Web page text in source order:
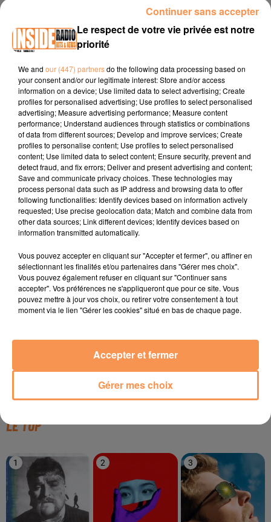
INTERVIEW DE SYLVIE INACIO, DU CENTRE DE FORMATION AFTRAL
à Lons, pour le recrutement de GIEQ Transport, dans les
studios de Radio Inside !!!
Facebook :https://www.facebook.com/aftral.pautarbes.5
Adresse :Avenue Antoine Laurent Lavoisier - 64140 Lons
Site :www.aftral.com
Tél : 06 71 90 01 01
TITRES DIFFUSÉS
0h48
0h48 0h45
0h45
Limoncello
0h42
0h42
LE TOP
1 2 3
Le respect de votre vie privée est notre
priorité
We and our (447) partnersdo the following data processing based on
your consent and/or our legitimate interest: Store and/or access
information on a device; Use limited data to select advertising; Create
profiles for personalised advertising; Use profiles to select personalised
advertising; Measure advertising performance; Measure content
performance; Understand audiences through statistics or combinations
of data from different sources; Develop and improve services; Create
profiles to personalise content; Use profiles to select personalised
content; Use limited data to select content; Ensure security, prevent and
detect fraud, and fix errors; Deliver and present advertising and content;
Save and communicate privacy choices. These technologies may
process personal data such as IP address and browsing data to offer
following functionalities: Identify devices based on information actively
requested; Use precise geolocation data; Match and combine data from
other data sources; Link different devices; Identify devices based on
information transmitted automatically.
Vous pouvez accepter en cliquant sur "Accepter et fermer", ou affiner en
sélectionnant les finalités et/ou partenaires dans "Gérer mes choix".
Vous pouvez également refuser en cliquant sur "Continuer sans
accepter". Vos préférences ne s'appliqueront que pour ce site. Vous
pouvez mettre à jour vos choix, ou retirer votre consentement à tout
moment via le lien "Gérer les cookies" situé en bas de chaque page.
Gérer mes choix
Accepter et fermer
Continuer sans accepter